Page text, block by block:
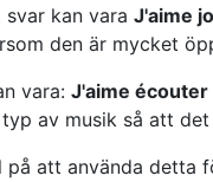
kan vara J'aime
den är mycket
vara: J'aime écouter
av musik så att
på att använda detta